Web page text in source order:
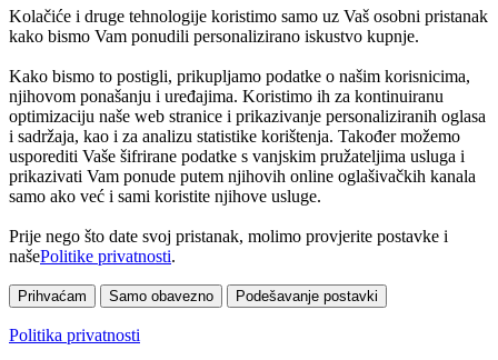
Kolačiće i druge tehnologije koristimo samo uz Vaš osobni pristanak
kako bismo Vam ponudili personalizirano iskustvo kupnje.
Kako bismo to postigli, prikupljamo podatke o našim korisnicima,
njihovom ponašanju i uređajima. Koristimo ih za kontinuiranu
optimizaciju naše web stranice i prikazivanje personaliziranih oglasa
i sadržaja, kao i za analizu statistike korištenja. Također možemo
usporediti Vaše šifrirane podatke s vanjskim pružateljima usluga i
prikazivati Vam ponude putem njihovih online oglašivačkih kanala
samo ako već i sami koristite njihove usluge.
Prije nego što date svoj pristanak, molimo provjerite postavke i
našePolitike privatnosti.
Prihvaćam Samo obavezno Podešavanje postavki
Politika privatnosti